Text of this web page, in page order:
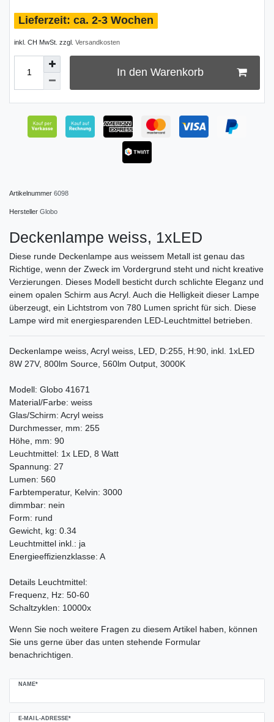
ca. 2-3 Wochen
inkl. CH MwSt. zzgl. Versandkosten
In den Warenkorb
Artikelnummer 6098
Hersteller Globo
Deckenlampe weiss, 1xLED
Diese runde Deckenlampe aus weissem Metall ist genau das
Richtige, wenn der Zweck im Vordergrund steht und nicht kreative
Verzierungen. Dieses Modell besticht durch schlichte Eleganz und
einem opalen Schirm aus Acryl. Auch die Helligkeit dieser Lampe
überzeugt, ein Lichtstrom von 780 Lumen spricht für sich. Diese
Lampe wird mit energiesparenden LED-Leuchtmittel betrieben.
Deckenlampe weiss, Acryl weiss, LED, D:255, H:90, inkl. 1xLED
8W 27V, 800lm Source, 560lm Output, 3000K
Modell: Globo 41671
Material/Farbe: weiss
Glas/Schirm: Acryl weiss
Durchmesser, mm: 255
Höhe, mm: 90
Leuchtmittel: 1x LED, 8 Watt
Spannung: 27
Lumen: 560
Farbtemperatur, Kelvin: 3000
dimmbar: nein
Form: rund
Gewicht, kg: 0.34
Leuchtmittel inkl.: ja
Energieeffizienzklasse: A
Details Leuchtmittel:
Frequenz, Hz: 50-60
Schaltzyklen: 10000x
Wenn Sie noch weitere Fragen zu diesem Artikel haben, können
Sie uns gerne über das unten stehende Formular
benachrichtigen.
NAME*
E-MAIL-ADRESSE*